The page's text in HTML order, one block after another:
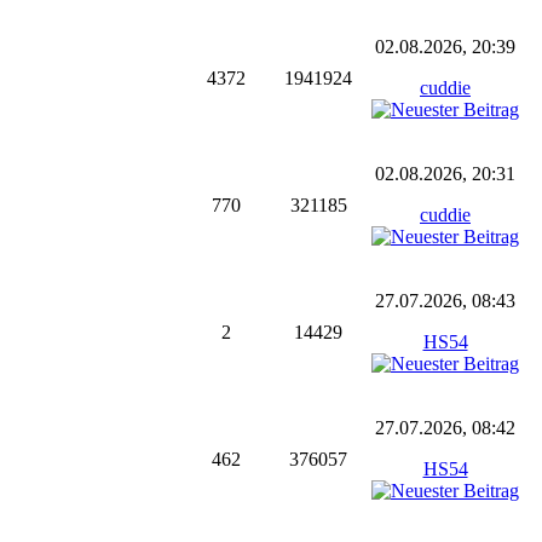
4372 1941924
02.08.2026, 20:39
cuddie
770 321185
02.08.2026, 20:31
cuddie
2 14429
27.07.2026, 08:43
HS54
462 376057
27.07.2026, 08:42
HS54